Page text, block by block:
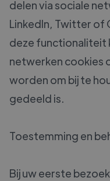
delen via sociale
LinkedIn, Twitter of
deze functionaliteit
netwerken cookies
worden om bij te
gedeeld is.
Toestemming en
Bij uw eerste